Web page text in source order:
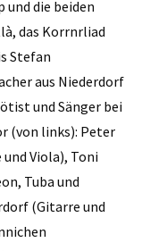
und die beiden
das Korrnrliad
Stefan
aus Niederdorf
und Sänger bei
(von links): Peter
Viola), Toni
Tuba und
(Gitarre und